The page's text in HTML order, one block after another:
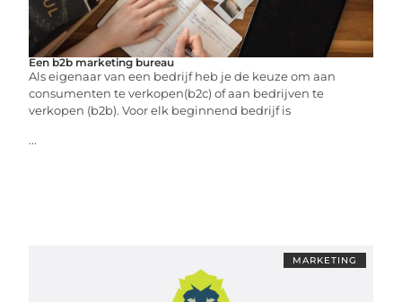
Een b2b marketing bureau
Als eigenaar van een bedrijf heb je de keuze om aan
consumenten te verkopen(b2c) of aan bedrijven te
verkopen (b2b). Voor elk beginnend bedrijf is
...
MARKETING